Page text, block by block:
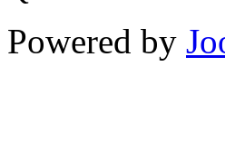
Powered by